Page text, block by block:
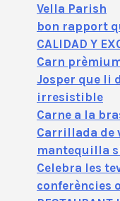
Vella Parish
bon rapport
CALIDAD Y
Carn
Josper que li
irresistible
Carne a la
Carrillada de
mantequilla
Celebra les
conferències